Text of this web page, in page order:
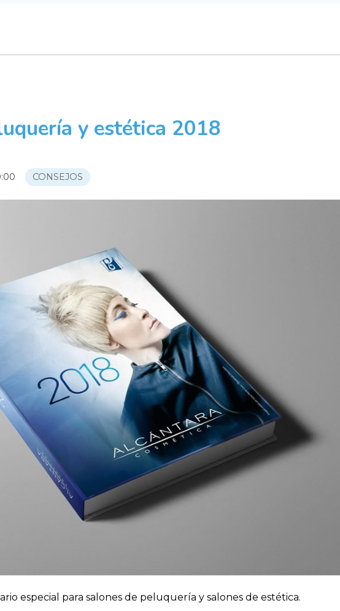
y estética 2018
CONSEJOS
especial para salones de peluquería y salones de estética.